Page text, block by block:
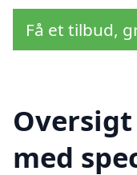
Få et tilbud,
med